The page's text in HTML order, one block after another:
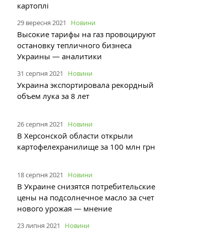
картоплі
29 вересня 2021 Новини
Высокие тарифы на газ провоцируют
остановку тепличного бизнеса
Украины — аналитики
31 серпня 2021 Новини
Украина экспортировала рекордный
объем лука за 8 лет
26 серпня 2021 Новини
В Херсонской области открыли
картофелехранилище за 100 млн грн
18 серпня 2021 Новини
В Украине снизятся потребительские
цены на подсолнечное масло за счет
нового урожая — мнение
23 липня 2021 Новини